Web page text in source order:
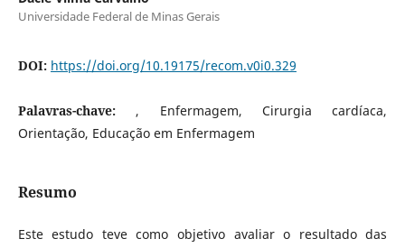
Universidade Federal de Minas Gerais
DOI: https://doi.org/10.19175/recom.v0i0.329
Palavras-chave: , Enfermagem, Cirurgia cardíaca,
Orientação, Educação em Enfermagem
Resumo
Este estudo teve como objetivo avaliar o resultado das